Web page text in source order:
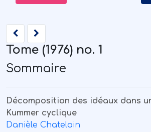
Tome (1976) no. 1
Sommaire
Décomposition des idéaux dans
Kummer cyclique
Danièle Chatelain